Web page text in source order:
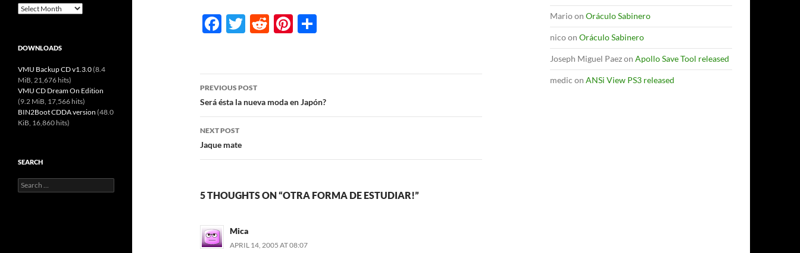
F
b
o
o
k
T
er
R
di
t
Pi
es
t
e
Post
navigation
PREVIOUS POST
Será ésta la nueva moda en Japón?
NEXT POST
Jaque mate
5 THOUGHTS ON “OTRA FORMA DE ESTUDIAR!”
Mica
APRIL 14, 2005 AT 08:07
Marioon Oráculo Sabinero
nicoon Oráculo Sabinero
Joseph Miguel Paezon Apollo Save Tool released
medic on ANSi View PS3 released
Archives
DOWNLOADS
VMU Backup CD v1.3.0(8.4
MiB, 21,676 hits)
VMU CD Dream On Edition
(9.2 MiB, 17,566 hits)
BIN2Boot CDDA version (48.0
KiB, 16,860 hits)
SEARCH
Search
for: